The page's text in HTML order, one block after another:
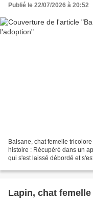
Publié le 22/07/2026 à 20:52
Balsane, chat femelle
histoire : Récupéré dans un
qui s'est laissé débordé et
Lapin, chat